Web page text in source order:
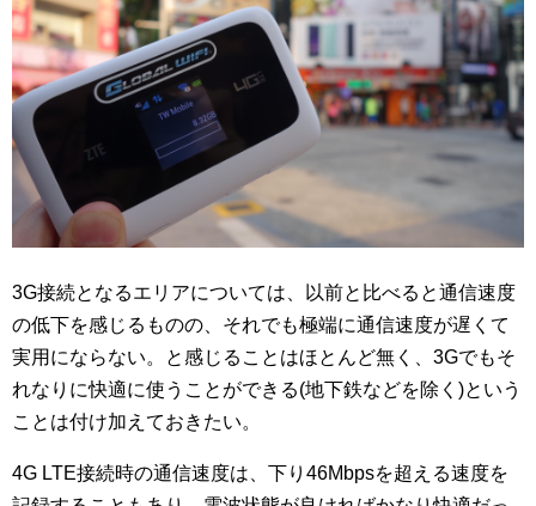
3G接続となるエリアについては、以前と比べると通信速度
の低下を感じるものの、それでも極端に通信速度が遅くて
実用にならない。と感じることはほとんど無く、3Gでもそ
れなりに快適に使うことができる(地下鉄などを除く)という
ことは付け加えておきたい。
4G LTE接続時の通信速度は、下り46Mbpsを超える速度を